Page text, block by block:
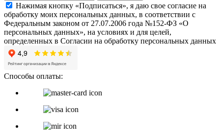
Нажимая кнопку «Подписаться», я даю свое согласие на
обработку моих персональных данных, в соответствии с
Федеральным законом от 27.07.2006 года №152-ФЗ «О
персональных данных», на условиях и для целей,
определенных в Согласии на обработку персональных данных
Способы оплаты: